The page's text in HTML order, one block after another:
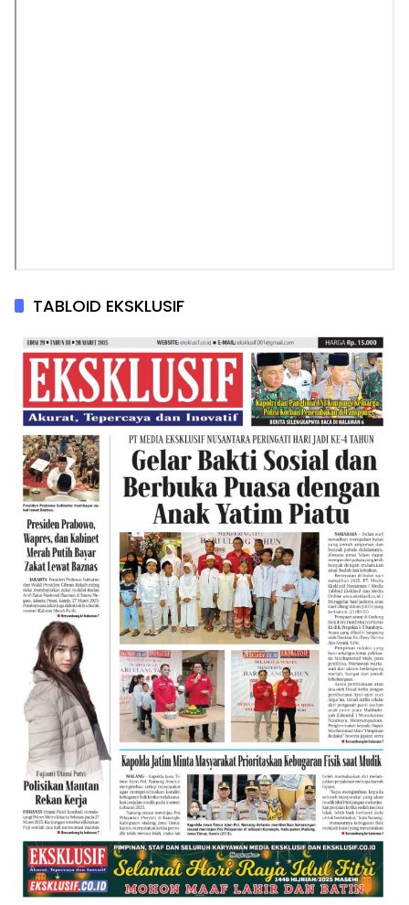
TABLOID EKSKLUSIF